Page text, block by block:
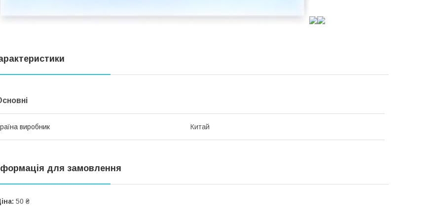
виробник Китай
для замовлення
50 ₴